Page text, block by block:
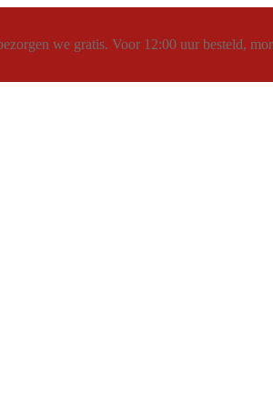
we gratis. Voor 12:00 uur besteld,